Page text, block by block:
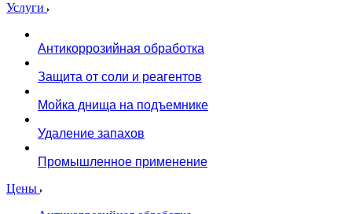
Услуги
Антикоррозийная обработка
Защита от соли и реагентов
Мойка днища на подъемнике
Удаление запахов
Промышленное применение
Цены